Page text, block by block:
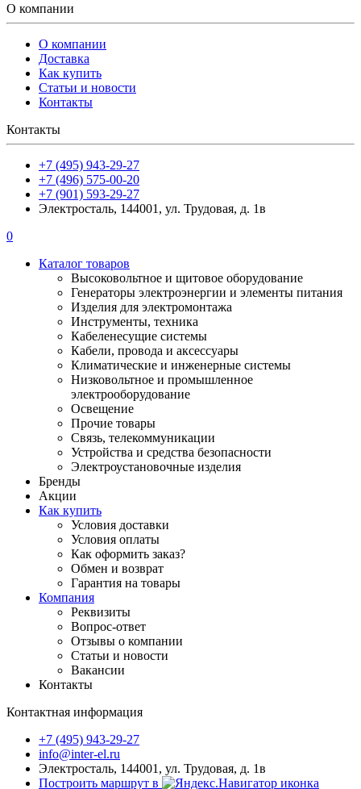
О компании
О компании
Доставка
Как купить
Статьи и новости
Контакты
Контакты
+7 (495) 943-29-27
+7 (496) 575-00-20
+7 (901) 593-29-27
Электросталь, 144001, ул. Трудовая, д. 1в
0
Каталог товаров
Высоковольтное и щитовое оборудование
Генераторы электроэнергии и элементы питания
Изделия для электромонтажа
Инструменты, техника
Кабеленесущие системы
Кабели, провода и аксессуары
Климатические и инженерные системы
Низковольтное и промышленное
электрооборудование
Освещение
Прочие товары
Связь, телекоммуникации
Устройства и средства безопасности
Электроустановочные изделия
Бренды
Акции
Как купить
Условия доставки
Условия оплаты
Как оформить заказ?
Обмен и возврат
Гарантия на товары
Компания
Реквизиты
Вопрос-ответ
Отзывы о компании
Статьи и новости
Вакансии
Контакты
Контактная информация
+7 (495) 943-29-27
info@inter-el.ru
Электросталь, 144001, ул. Трудовая, д. 1в
Построить маршрут в